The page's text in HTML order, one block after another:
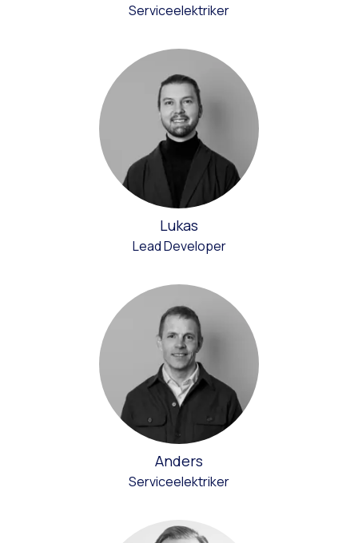
Serviceelektriker
Lukas
Lead Developer
Anders
Serviceelektriker